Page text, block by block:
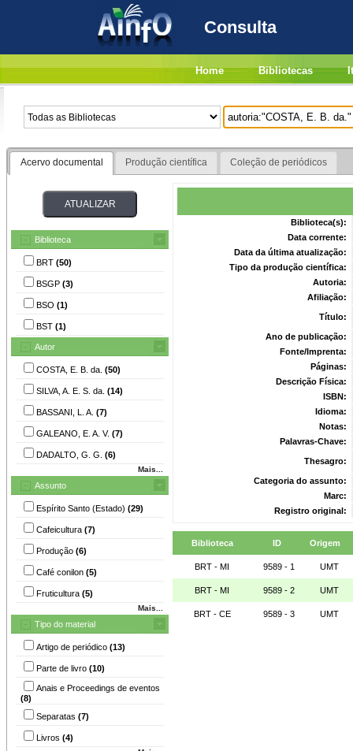
Consulta
Home Bibliotecas
Acervo documental Produção científica Coleção de periódicos
Biblioteca
BRT (50)
BSGP (3)
BSO (1)
BST (1)
Autor
COSTA, E. B. da. (50)
SILVA, A. E. S. da. (14)
BASSANI, L. A. (7)
GALEANO, E. A. V. (7)
DADALTO, G. G. (6)
Mais...
Assunto
Espírito Santo (Estado) (29)
Cafeicultura (7)
Produção (6)
Café conilon (5)
Fruticultura (5)
Mais...
Tipo do material
Artigo de periódico (13)
Parte de livro (10)
Anais e Proceedings de eventos
(8)
Separatas (7)
Livros (4)
Biblioteca(s):
Data corrente:
Data da última atualização:
Tipo da produção científica:
Autoria:
Afiliação:
Título:
Ano de publicação:
Fonte/Imprenta:
Páginas:
Descrição Física:
ISBN:
Idioma:
Notas:
Palavras-Chave:
Thesagro:
Categoria do assunto:
Marc:
Registro original:
Biblioteca ID Origem
BRT - MI 9589 - 1 UMT
BRT - MI 9589 - 2 UMT
BRT - CE 9589 - 3 UMT